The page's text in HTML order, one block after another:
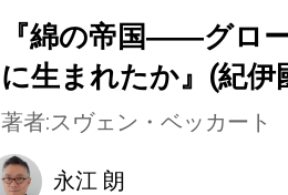
『綿の帝国――グロ
に生まれたか』(紀伊
著者:スヴェン・ベッカート
永江 朗